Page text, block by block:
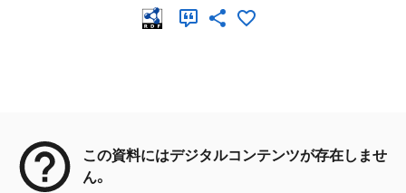
この資料にはデジタルコンテンツが存在しませ
ん。